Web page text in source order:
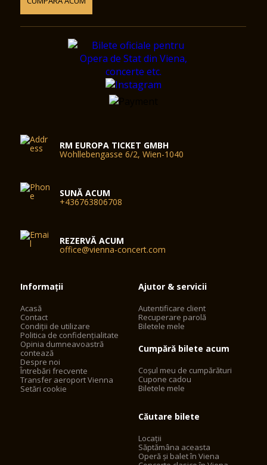
RM EUROPA TICKET GMBH
Wohllebengasse 6/2, Wien-1040
SUNĂ ACUM
+436763806708
REZERVĂ ACUM
office@vienna-concert.com
Informații
Acasă
Contact
Condiții de utilizare
Politica de confidențialitate
Opinia dumneavoastră
contează
Despre noi
Întrebări frecvente
Transfer aeroport Vienna
Setări cookie
Ajutor & servicii
Autentificare client
Recuperare parolă
Biletele mele
Cumpără bilete acum
Coșul meu de cumpărături
Cupone cadou
Biletele mele
Căutare bilete
Locații
Săptămâna aceasta
Operă și balet în Viena